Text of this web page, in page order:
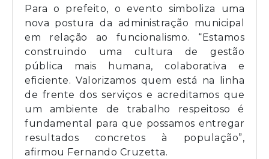
Para o prefeito, o evento simboliza uma
nova postura da administração municipal
em relação ao funcionalismo. “Estamos
construindo uma cultura de gestão
pública mais humana, colaborativa e
eficiente. Valorizamos quem está na linha
de frente dos serviços e acreditamos que
um ambiente de trabalho respeitoso é
fundamental para que possamos entregar
resultados concretos à população”,
afirmou Fernando Cruzetta.